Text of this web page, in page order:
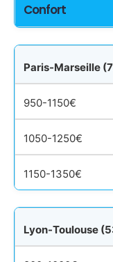
Confort
Paris-Marseille
950-1150€
1050-1250€
1150-1350€
Lyon-Toulouse